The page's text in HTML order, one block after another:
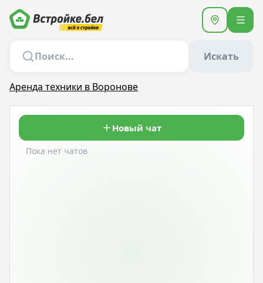
Искать
Аренда техники в Воронове
Новый чат
Пока нет чатов